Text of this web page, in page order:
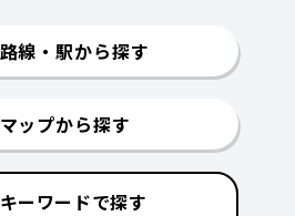
路線・駅から探す
マップから探す
キーワードで探す